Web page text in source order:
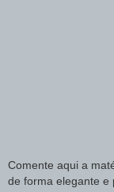
Comente aqui a
de forma elegante e